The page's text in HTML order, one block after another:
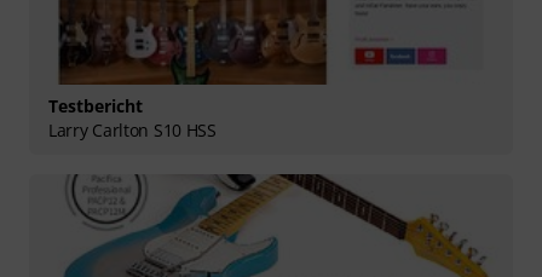
Testbericht
Larry Carlton S10 HSS